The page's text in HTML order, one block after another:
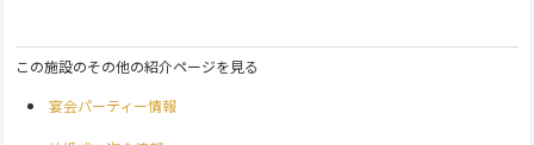
この施設のその他の紹介ページを見る
宴会パーティー情報